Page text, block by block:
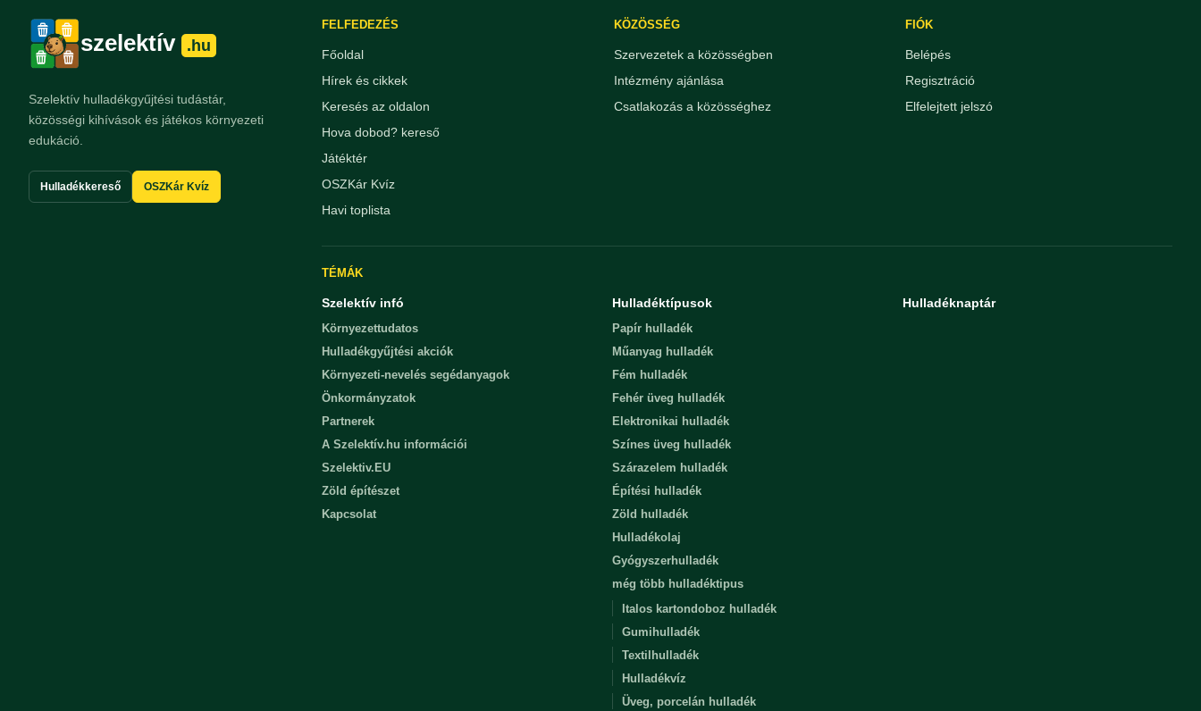
szelektív .hu
Szelektív hulladékgyűjtési tudástár,
közösségi kihívások és játékos környezeti
edukáció.
Hulladékkereső OSZKár Kvíz
FELFEDEZÉS
Főoldal
Hírek és cikkek
Keresés az oldalon
Hova dobod? kereső
Játéktér
OSZKár Kvíz
Havi toplista
KÖZÖSSÉG
Szervezetek a közösségben
Intézmény ajánlása
Csatlakozás a közösséghez
FIÓK
Belépés
Regisztráció
Elfelejtett jelszó
TÉMÁK
Szelektív infó
Környezettudatos
Hulladékgyűjtési akciók
Környezeti-nevelés segédanyagok
Önkormányzatok
Partnerek
A Szelektív.hu információi
Szelektiv.EU
Zöld építészet
Kapcsolat
Hulladéktípusok
Papír hulladék
Műanyag hulladék
Fém hulladék
Fehér üveg hulladék
Elektronikai hulladék
Színes üveg hulladék
Szárazelem hulladék
Építési hulladék
Zöld hulladék
Hulladékolaj
Gyógyszerhulladék
még több hulladéktipus
Italos kartondoboz hulladék
Gumihulladék
Textilhulladék
Hulladékvíz
Üveg, porcelán hulladék
Hulladéknaptár